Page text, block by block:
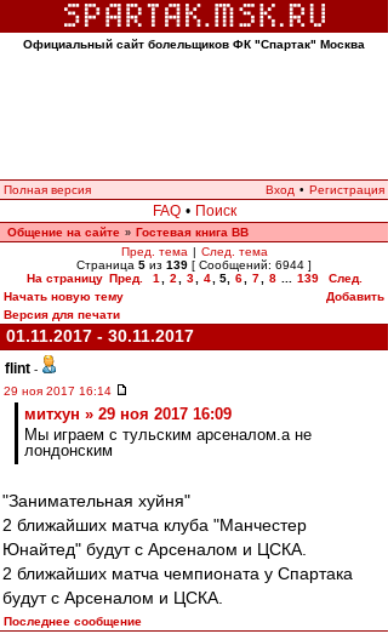
Официальный сайт болельщиков ФК "Спартак" Москва
Полная версия Вход • Регистрация
FAQ • Поиск
Общение на сайте » Гостевая книга ВВ
Пред. тема | След. тема
Страница 5 из 139 [ Сообщений: 6944 ]
На страницу Пред. 1 2 3 4 5, 6 7 8 139
След.
Начать новую тему
Добавить
Версия для печати
01.11.2017 - 30.11.2017
flint -
29 ноя 2017 16:14
митхун » 29 ноя 2017 16:09
Мы играем с тульским арсеналом.а не
лондонским
"Занимательная хуйня"
2 ближайших матча клуба "Манчестер
Юнайтед" будут с Арсеналом и ЦСКА.
2 ближайших матча чемпионата у Спартака
будут с Арсеналом и ЦСКА.
Последнее сообщение